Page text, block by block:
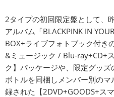
2タイプの初回限定盤として、
アルバム「BLACKPINK IN
BOX+ライブフォトブック付き
&ミュージック / Blu-ray+CD+
ク】パッケージや、限定グッ
ボトルを同梱しメンバー別の
録された【2DVD+GOODS+ス